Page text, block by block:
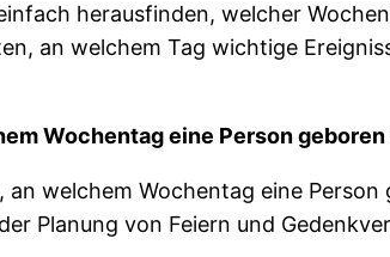
herausfinden, welcher
an welchem Tag wichtige
Wochentag eine Person
an welchem Wochentag eine
Planung von Feiern und